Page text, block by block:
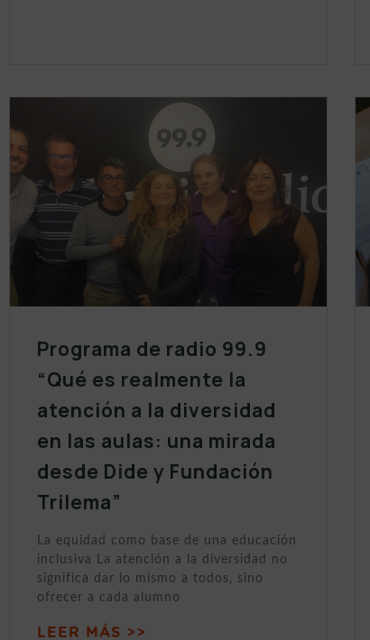
Programa de radio 99.9
“Qué es realmente la
atención a la diversidad
en las aulas: una mirada
desde Dide y Fundación
Trilema”
La equidad como base de una educación
inclusiva La atención a la diversidad no
significa dar lo mismo a todos, sino
ofrecer a cada alumno
LEER MÁS >>